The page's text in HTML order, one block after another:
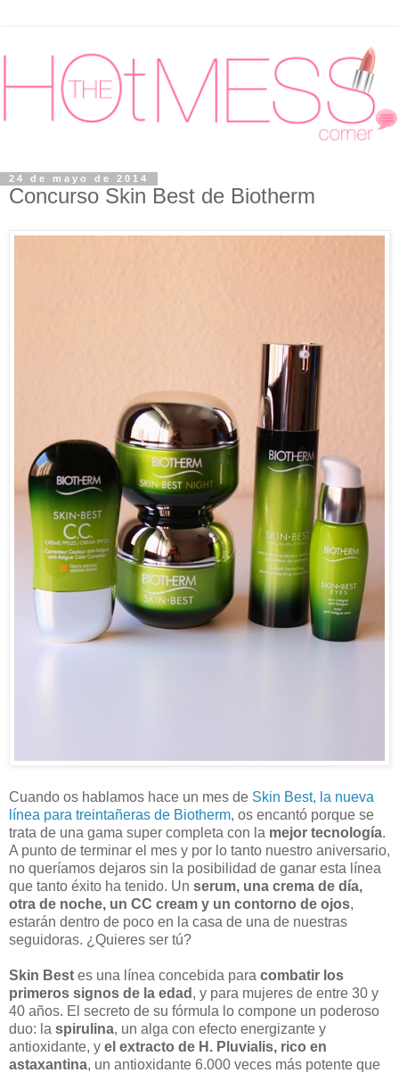
24 de mayo de 2014
Concurso Skin Best de Biotherm
Cuando os hablamos hace un mes de Skin Best, la nueva
línea para treintañeras de Biotherm, os encantó porque se
trata de una gama super completa con la mejor tecnología.
A punto de terminar el mes y por lo tanto nuestro aniversario,
no queríamos dejaros sin la posibilidad de ganar esta línea
que tanto éxito ha tenido. Un serum, una crema de día,
otra de noche, un CC cream y un contorno de ojos,
estarán dentro de poco en la casa de una de nuestras
seguidoras. ¿Quieres ser tú?
Skin Best es una línea concebida para combatir los
primeros signos de la edad , y para mujeres de entre 30 y
40 años. El secreto de su fórmula lo compone un poderoso
duo: la spirulina, un alga con efecto energizante y
antioxidante, y el extracto de H. Pluvialis, rico en
astaxantina, un antioxidante 6.000 veces más potente que